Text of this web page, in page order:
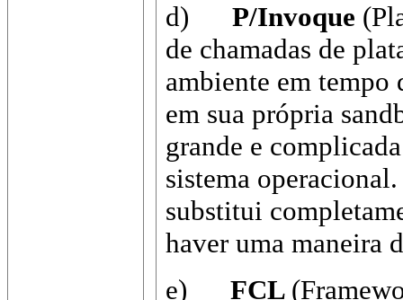
d) P/Invoque
de chamadas de
ambiente em tempo
em sua própria
grande e
sistema
substitui
haver uma maneira
e) FCL